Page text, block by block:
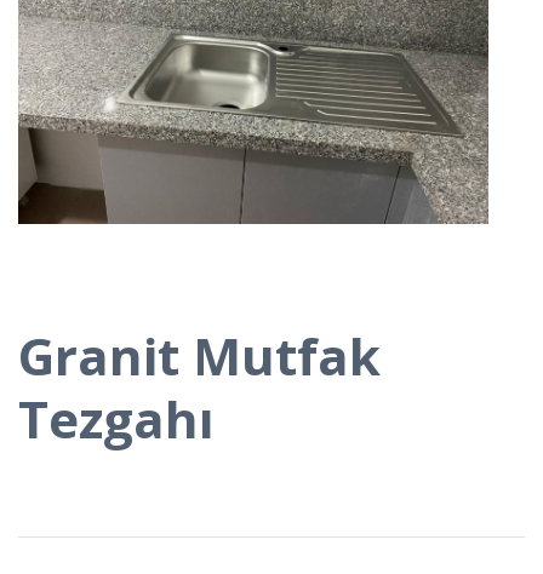
Granit Mutfak
Tezgahı